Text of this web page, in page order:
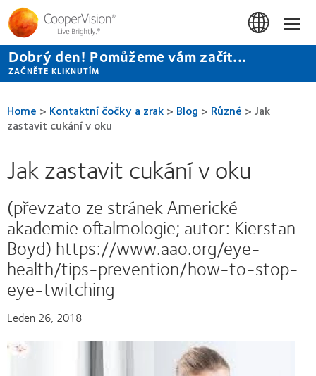
Přejít
hlavnímu
obsahu
Dobrý den! Pomůžeme vám začít...
ZAČNĚTE KLIKNUTÍM
Home > Kontaktní čočky a zrak > Blog > Různé > Jak
zastavit cukání v oku
Jak zastavit cukání v oku
(převzato ze stránek Americké
akademie oftalmologie; autor: Kierstan
Boyd) https://www.aao.org/eye-
health/tips-prevention/how-to-stop-
eye-twitching
Leden 26, 2018